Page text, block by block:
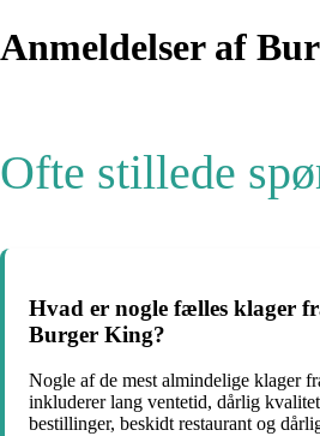
Anmeldelser af
Ofte stillede
Hvad er nogle fælles klager
Burger King?
Nogle af de mest almindelige klager
inkluderer lang ventetid, dårlig
bestillinger, beskidt restaurant og